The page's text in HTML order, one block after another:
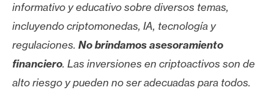
informativo y educativo sobre diversos temas,
incluyendo criptomonedas, IA, tecnología y
regulaciones. No brindamos asesoramiento
financiero. Las inversiones en criptoactivos son de
alto riesgo y pueden no ser adecuadas para todos.